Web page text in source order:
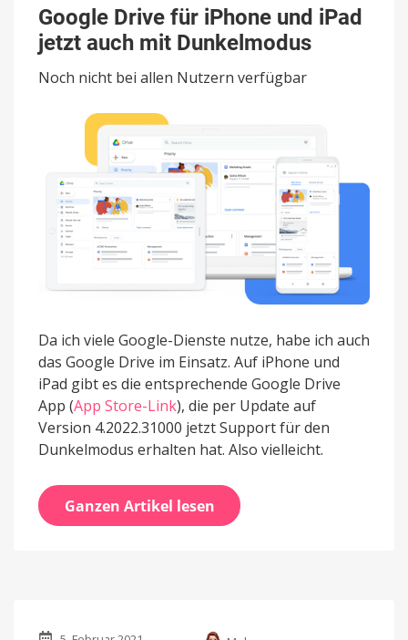
Drive
für
iPhone
iPad
auch
Dunkelmodus
Google Drive für iPhone und iPad
jetzt auch mit Dunkelmodus
Noch nicht bei allen Nutzern verfügbar
Da ich viele Google-Dienste nutze, habe ich auch
das Google Drive im Einsatz. Auf iPhone und
iPad gibt es die entsprechende Google Drive
App (App Store-Link), die per Update auf
Version 4.2022.31000 jetzt Support für den
Dunkelmodus erhalten hat. Also vielleicht.
Ganzen Artikel lesen